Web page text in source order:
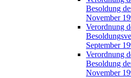
Besoldung
November
Verordnung
September
Verordnung
Besoldung
November